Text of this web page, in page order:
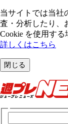
当サイトでは当社
査・分析したり、
Cookie を使⽤する
詳しくはこちら
閉じる